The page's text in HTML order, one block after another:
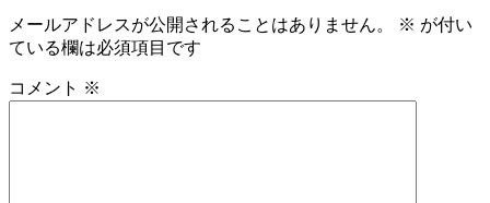
メールアドレスが公開されることはありません。 ※ が付い
ている欄は必須項目です
コメント ※